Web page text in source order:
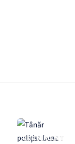
EVENIMENT